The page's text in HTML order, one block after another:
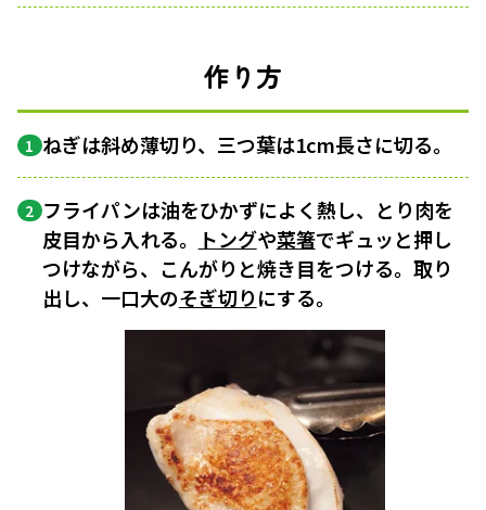
作り方
1 ねぎは斜め薄切り、三つ葉は1cm長さに切る。
2 フライパンは油をひかずによく熱し、とり肉を
皮目から入れる。
トングや菜箸でギュッと押し
つけながら、こんがりと焼き目をつける。取り
出し、一口大のそぎ切りにする。